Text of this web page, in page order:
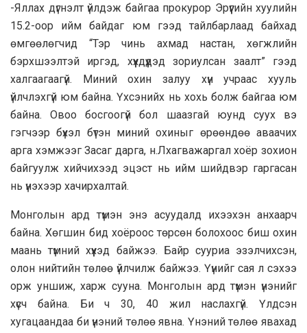
-Яллах дүгнэлт үйлдэж байгаа прокурор Эрүүгийн хуулийн
15.2-оор ийм байдаг юм гээд тайлбарлаад байхад
өмгөөлөгчид “Тэр чинь ахмад настан, хөгжлийн
бэрхшээлтэй иргэд, хүүхдүүдэд зориулсан заалт” гээд
халгаагаагүй. Миний охин залуу хүн учраас хууль
үйлчлэхгүй юм байна. Үхсэнийх нь хохь болж байгаа юм
байна. Овоо босгоогүй бол шаазгай юунд суух вэ
гэгчээр бүхэл бүтэн миний охиныг өрөөндөө аваачих
арга хэмжээг Засаг дарга, н.Лхагважаргал хоёр зохион
байгуулж хийчихээд эцэст нь ийм шийдвэр гаргасан
нь үнэхээр хачирхалтай.
Монголын ард түмэн энэ асуудалд ихээхэн анхаарч
байна. Хөгшин бид хоёроос төрсөн болохоос биш охин
маань түмний хүүхэд байжээ. Байр сууриа эзэлчихсэн,
олон нийтийн төлөө үйлчилж байжээ. Үүнийг сая л сэхээ
орж уншиж, харж сууна. Монголын ард түмэн үнэнийг
хүсч байна. Би ч 30, 40 жил наслахгүй. Үлдсэн
хугацаандаа би үнэний төлөө явна. Үнэний төлөө явахад